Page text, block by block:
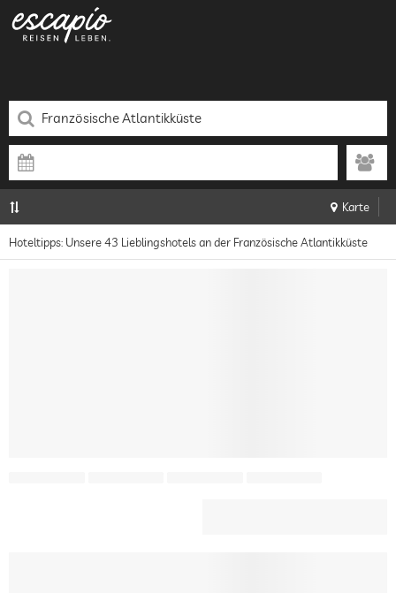
Karte
Hoteltipps: Unsere 43 Lieblingshotels an der Französische Atlantikküste